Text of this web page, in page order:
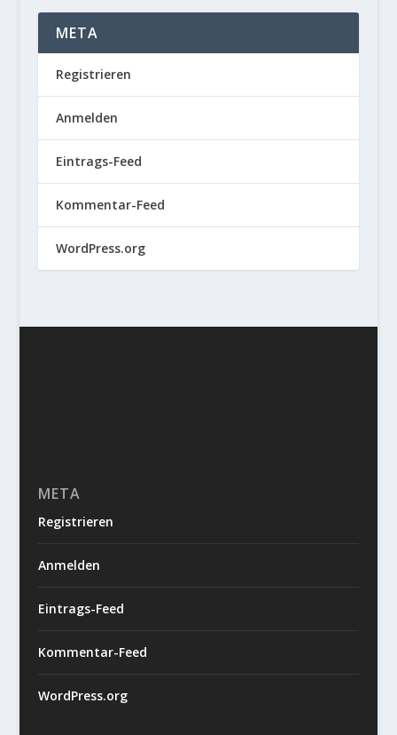
META
Registrieren
Anmelden
Eintrags-Feed
Kommentar-Feed
WordPress.org
META
Registrieren
Anmelden
Eintrags-Feed
Kommentar-Feed
WordPress.org